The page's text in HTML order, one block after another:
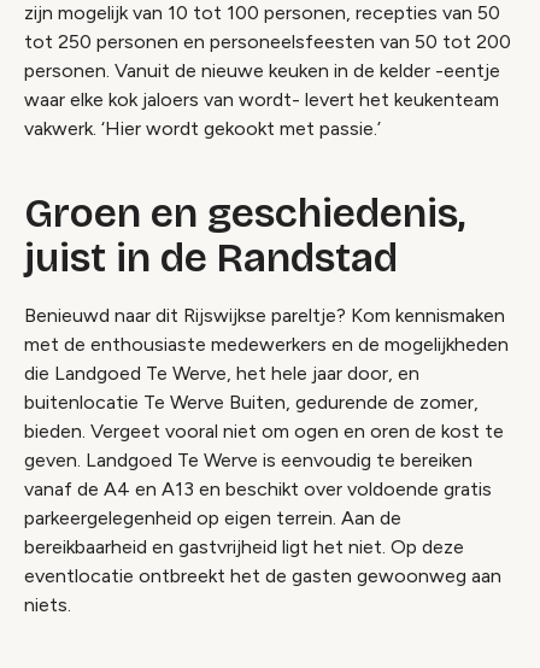
zijn mogelijk van 10 tot 100 personen, recepties van 50
tot 250 personen en personeelsfeesten van 50 tot 200
personen. Vanuit de nieuwe keuken in de kelder -eentje
waar elke kok jaloers van wordt- levert het keukenteam
vakwerk. ‘Hier wordt gekookt met passie.’
Groen en geschiedenis,
juist in de Randstad
Benieuwd naar dit Rijswijkse pareltje? Kom kennismaken
met de enthousiaste medewerkers en de mogelijkheden
die Landgoed Te Werve, het hele jaar door, en
buitenlocatie Te Werve Buiten, gedurende de zomer,
bieden. Vergeet vooral niet om ogen en oren de kost te
geven. Landgoed Te Werve is eenvoudig te bereiken
vanaf de A4 en A13 en beschikt over voldoende gratis
parkeergelegenheid op eigen terrein. Aan de
bereikbaarheid en gastvrijheid ligt het niet. Op deze
eventlocatie ontbreekt het de gasten gewoonweg aan
niets.